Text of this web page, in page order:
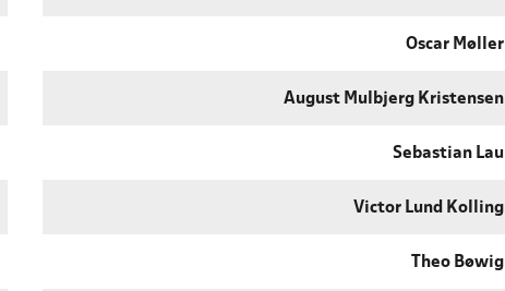
Oscar Møller
August Mulbjerg Kristensen
Sebastian Lau
Victor Lund Kolling
Theo Bøwig